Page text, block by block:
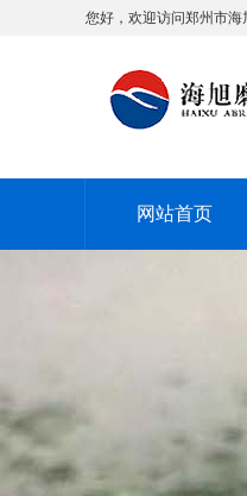
您好，欢迎访问郑州市海
网站首页